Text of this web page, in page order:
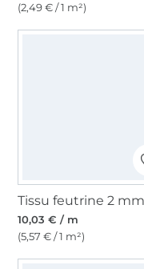
(2,49 € / 1 m²)
10,03 € / m
(5,57 € / 1 m²)